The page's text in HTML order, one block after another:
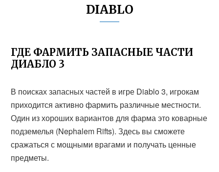
DIABLO
ГДЕ ФАРМИТЬ ЗАПАСНЫЕ ЧАСТИ
ДИАБЛО 3
В поисках запасных частей в игре Diablo 3, игрокам
приходится активно фармить различные местности.
Один из хороших вариантов для фарма это коварные
подземелья (Nephalem Rifts). Здесь вы сможете
сражаться с мощными врагами и получать ценные
предметы.